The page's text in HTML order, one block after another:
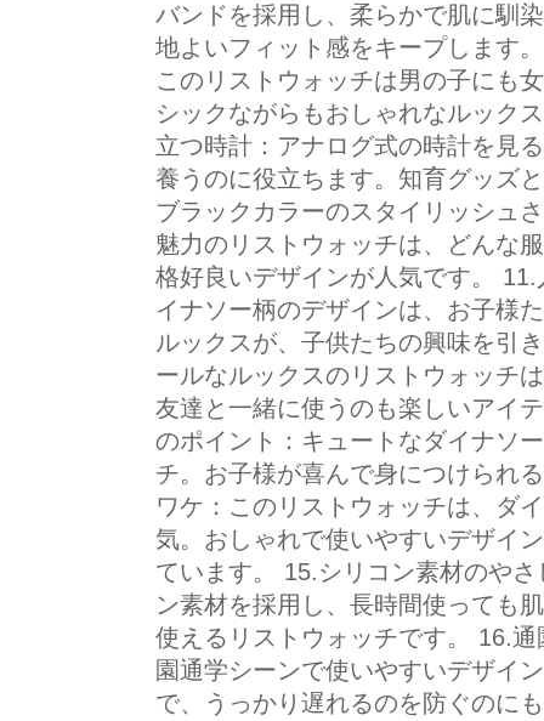
バンドを採用し、柔らかで肌に馴
地よいフィット感をキープします
このリストウォッチは男の子にも
シックながらもおしゃれなルック
立つ時計：アナログ式の時計を見
養うのに役立ちます。知育グッズ
ブラックカラーのスタイリッシュ
魅力のリストウォッチは、どんな
格好良いデザインが人気です。
イナソー柄のデザインは、お子様
ルックスが、子供たちの興味を引
ールなルックスのリストウォッチ
友達と一緒に使うのも楽しいアイ
のポイント：キュートなダイナソ
チ。お子様が喜んで身につけられ
ワケ：このリストウォッチは、ダ
気。おしゃれで使いやすいデザイ
ています。 15.シリコン素材のや
ン素材を採用し、長時間使っても
使えるリストウォッチです。 16.
園通学シーンで使いやすいデザイ
で、うっかり遅れるのを防ぐのに